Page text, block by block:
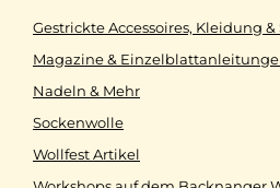
Gestrickte Accessoires, Kleidung &
Magazine &
Nadeln & Mehr
Sockenwolle
Wollfest Artikel